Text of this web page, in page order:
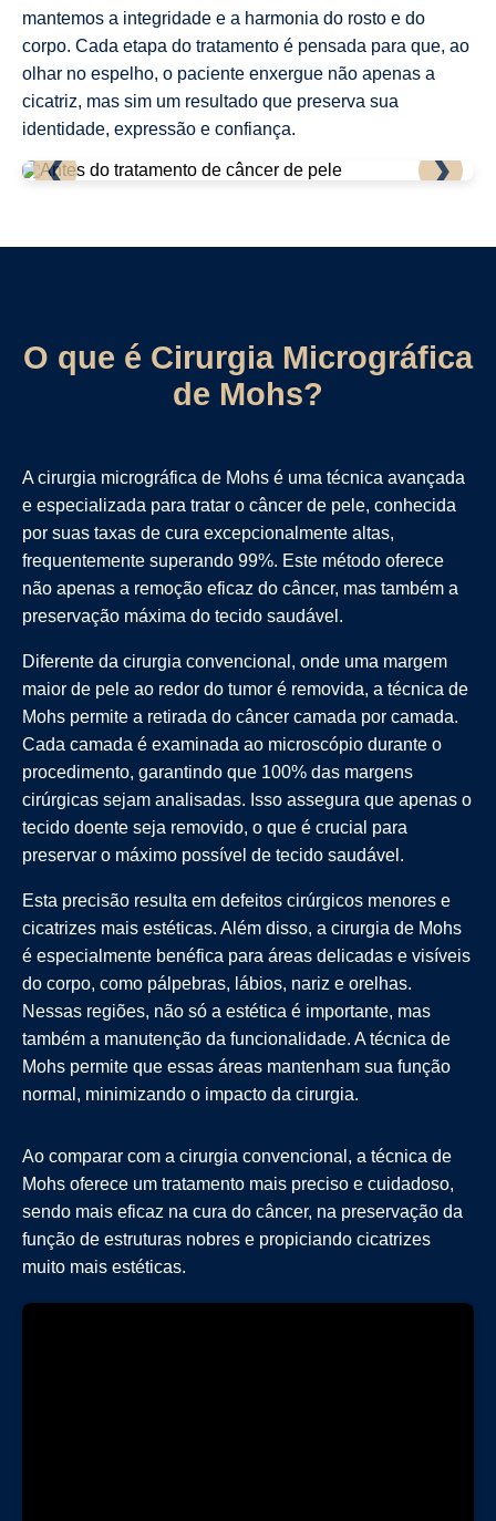
mantemos a integridade e a harmonia do rosto e do
corpo. Cada etapa do tratamento é pensada para que, ao
olhar no espelho, o paciente enxergue não apenas a
cicatriz, mas sim um resultado que preserva sua
identidade, expressão e confiança.
❮ ❯
O que é Cirurgia Micrográfica
de Mohs?
A cirurgia micrográfica de Mohs é uma técnica avançada
e especializada para tratar o câncer de pele, conhecida
por suas taxas de cura excepcionalmente altas,
frequentemente superando 99%. Este método oferece
não apenas a remoção eficaz do câncer, mas também a
preservação máxima do tecido saudável.
Diferente da cirurgia convencional, onde uma margem
maior de pele ao redor do tumor é removida, a técnica de
Mohs permite a retirada do câncer camada por camada.
Cada camada é examinada ao microscópio durante o
procedimento, garantindo que 100% das margens
cirúrgicas sejam analisadas. Isso assegura que apenas o
tecido doente seja removido, o que é crucial para
preservar o máximo possível de tecido saudável.
Esta precisão resulta em defeitos cirúrgicos menores e
cicatrizes mais estéticas. Além disso, a cirurgia de Mohs
é especialmente benéfica para áreas delicadas e visíveis
do corpo, como pálpebras, lábios, nariz e orelhas.
Nessas regiões, não só a estética é importante, mas
também a manutenção da funcionalidade. A técnica de
Mohs permite que essas áreas mantenham sua função
normal, minimizando o impacto da cirurgia.
Ao comparar com a cirurgia convencional, a técnica de
Mohs oferece um tratamento mais preciso e cuidadoso,
sendo mais eficaz na cura do câncer, na preservação da
função de estruturas nobres e propiciando cicatrizes
muito mais estéticas.